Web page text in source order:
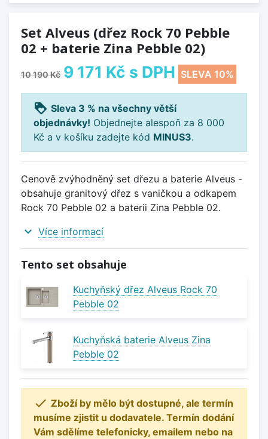
Set Alveus (dřez Rock 70 Pebble
02 + baterie Zina Pebble 02)
10 190 Kč 9 171 Kč s DPH SLEVA 10%
loyalty Sleva 3 % na všechny větší
objednávky! Objednejte alespoň za 8 000
Kč a v košíku zadejte kód MINUS3.
Cenově zvýhodněný set dřezu a baterie Alveus -
obsahuje granitový dřez s vaničkou a odkapem
Rock 70 Pebble 02 a baterii Zina Pebble 02.
expand_more Více informací
Tento set obsahuje
Kuchyňský dřez Alveus Rock 70
Pebble 02
Kuchyňská baterie Alveus Zina
Pebble 02
 Zboží by mělo být dostupné, ale termín
musíme zjistit u dodavatele. Termín dodání
Vám sdělíme telefonicky, emailem nebo na